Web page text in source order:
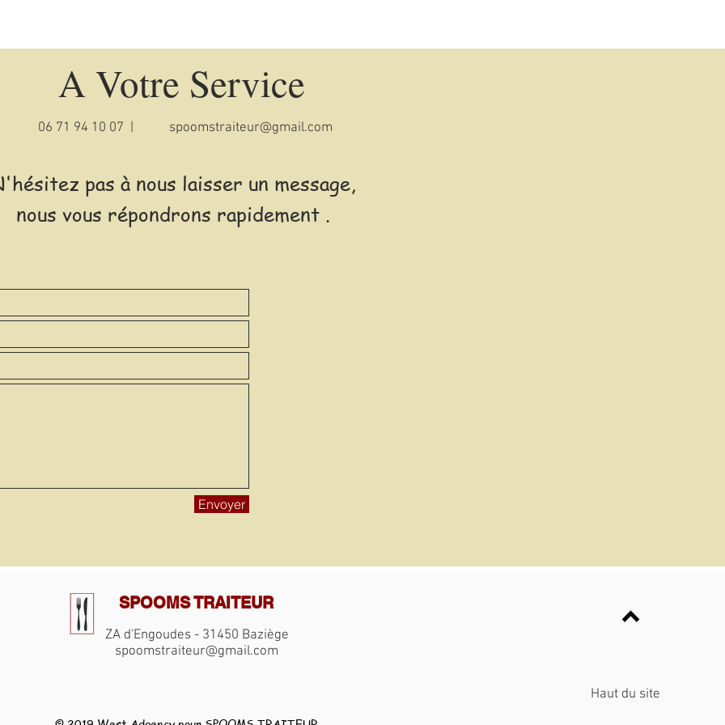
A Votre Service
06 71 94 10 07 | spoomstraiteur@gmail.com
pas à nous laisser un message,
nous vous répondrons rapidement .
Envoyer
SPOOMS TRAITEUR
ZA d'Engoudes - 31450 Baziège
spoomstraiteur@gmail.com
Haut du site